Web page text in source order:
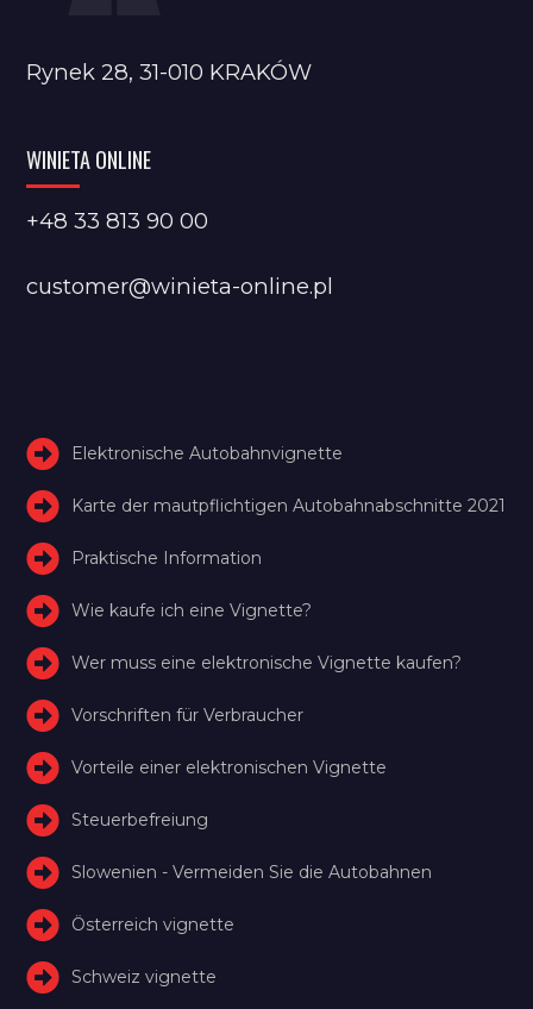
Rynek 28, 31-010 KRAKÓW
WINIETA ONLINE
+48 33 813 90 00
customer@winieta-online.pl
Elektronische Autobahnvignette
Karte der mautpflichtigen Autobahnabschnitte 2021
Praktische Information
Wie kaufe ich eine Vignette?
Wer muss eine elektronische Vignette kaufen?
Vorschriften für Verbraucher
Vorteile einer elektronischen Vignette
Steuerbefreiung
Slowenien - Vermeiden Sie die Autobahnen
Österreich vignette
Schweiz vignette